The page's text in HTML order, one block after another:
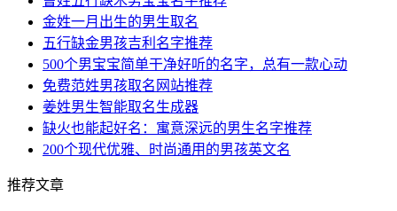
金姓一月出生的男生取名
五行缺金男孩吉利名字推荐
500个男宝宝简单干净好听的名字，总有一款心动
免费范姓男孩取名网站推荐
姜姓男生智能取名生成器
缺火也能起好名：寓意深远的男生名字推荐
200个现代优雅、时尚通用的男孩英文名
推荐文章